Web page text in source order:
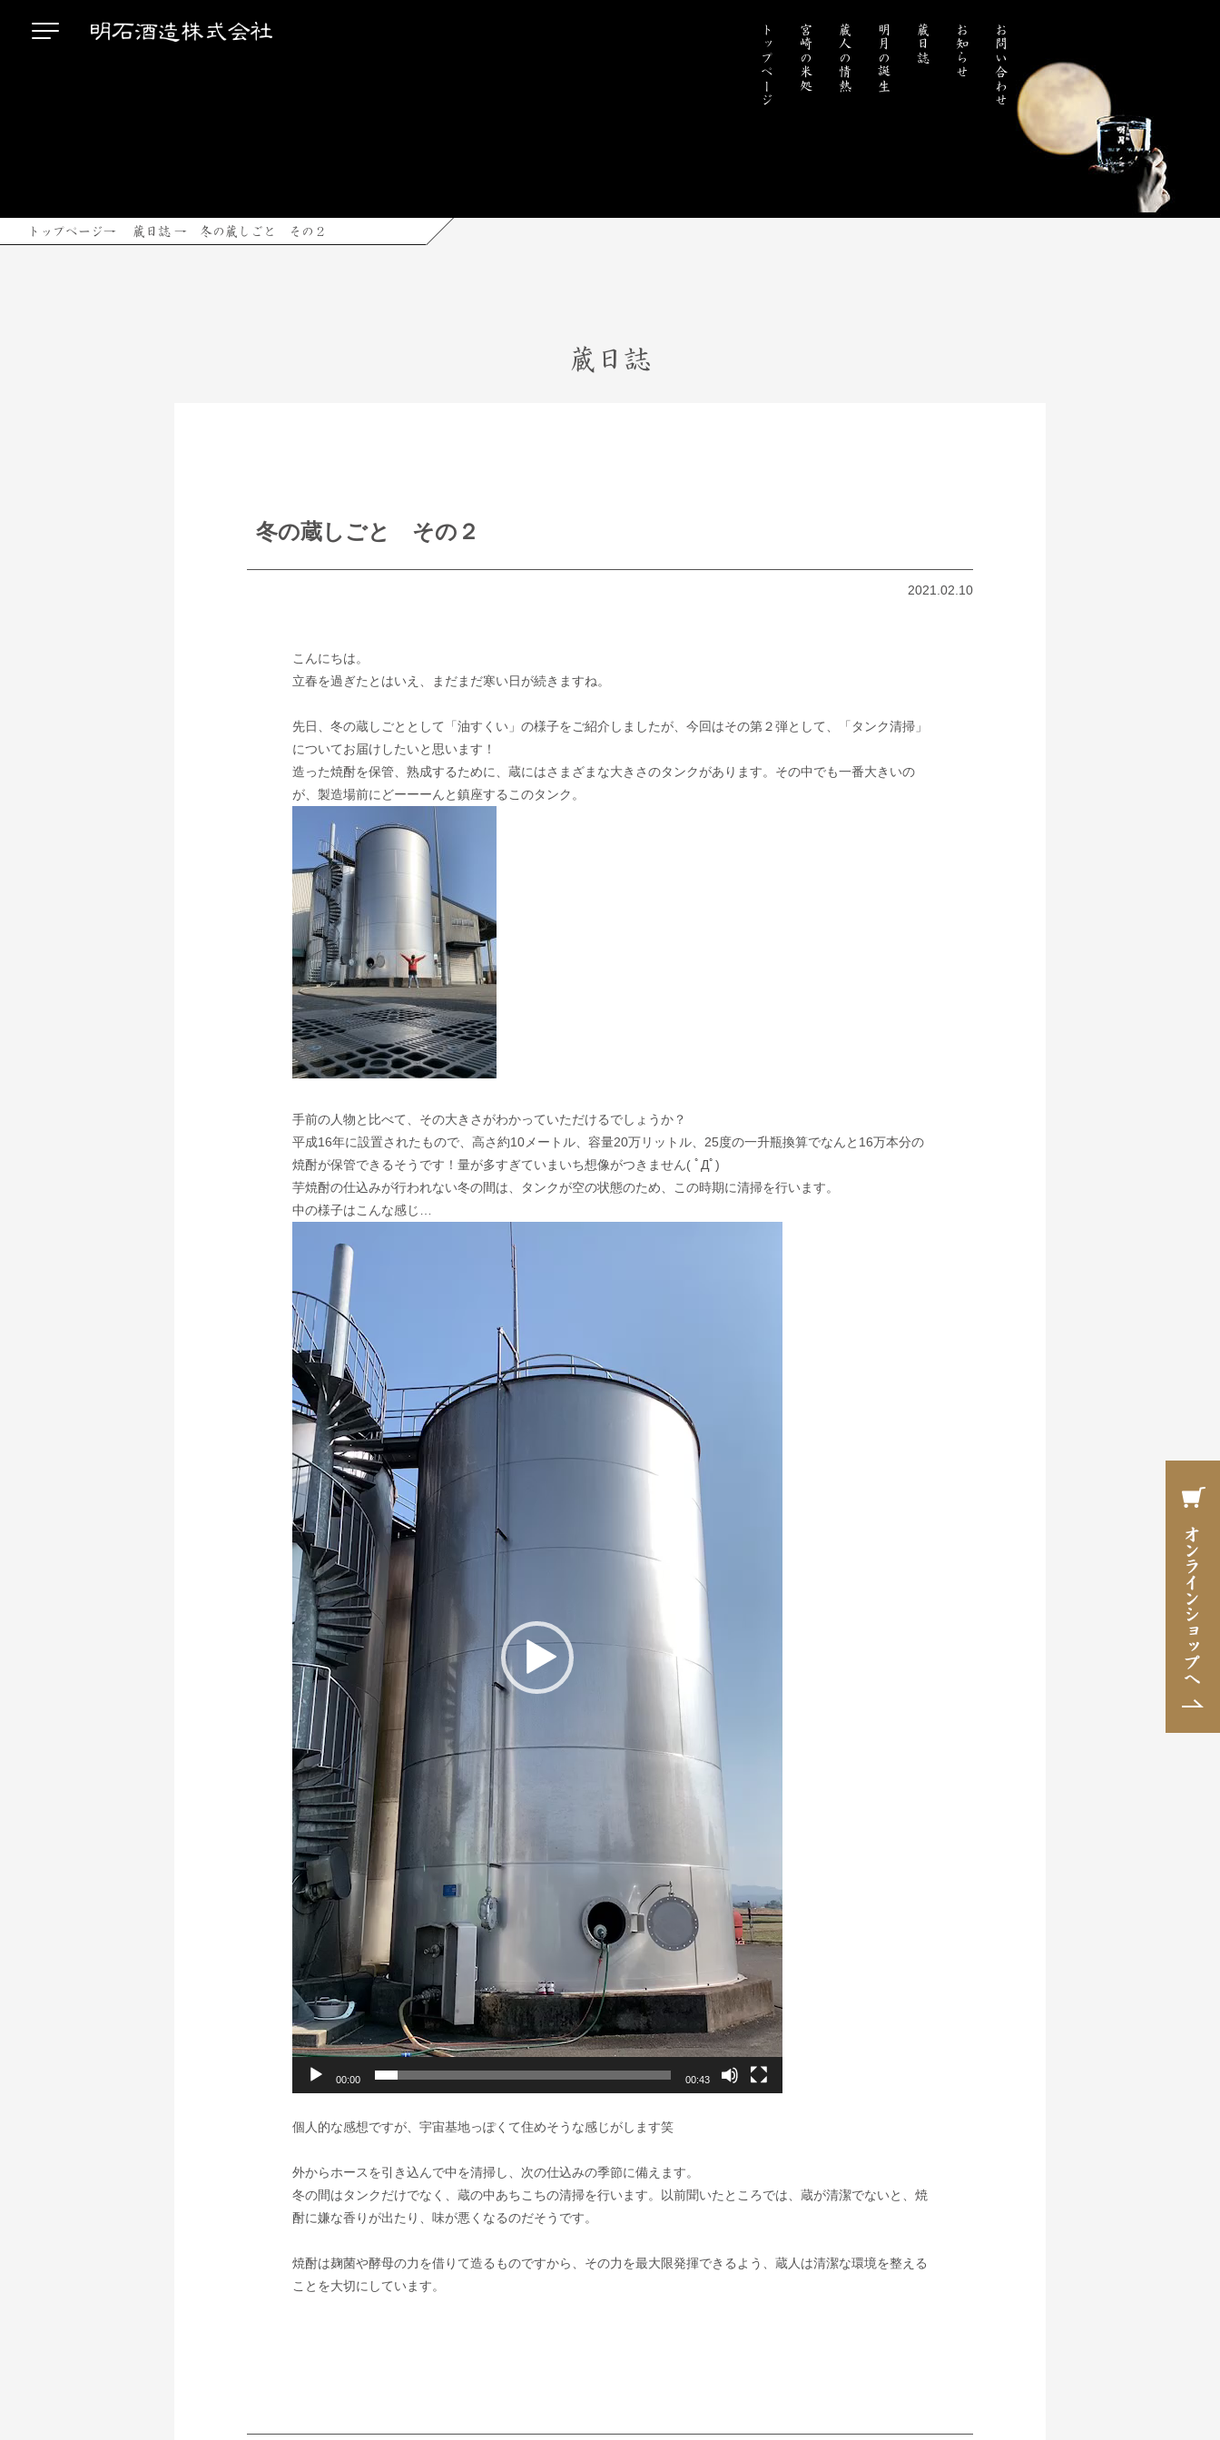
トップページ 宮崎の米処 蔵人の情熱 明月の誕生 蔵日誌 お知らせ お問い合わせ
トップページ→ 蔵日誌 → 冬の蔵しごと その２
蔵日誌
冬の蔵しごと その２
2021.02.10
こんにちは。
立春を過ぎたとはいえ、まだまだ寒い日が続きますね。
先日、冬の蔵しごととして「油すくい」の様子をご紹介しましたが、今回はその第２弾として、「タンク清掃」
についてお届けしたいと思います！
造った焼酎を保管、熟成するために、蔵にはさまざまな大きさのタンクがあります。その中でも一番大きいの
が、製造場前にどーーーんと鎮座するこのタンク。
手前の人物と比べて、その大きさがわかっていただけるでしょうか？
平成16年に設置されたもので、高さ約10メートル、容量20万リットル、25度の一升瓶換算でなんと16万本分の
焼酎が保管できるそうです！量が多すぎていまいち想像がつきません( ﾟДﾟ)
芋焼酎の仕込みが行われない冬の間は、タンクが空の状態のため、この時期に清掃を行います。
中の様子はこんな感じ…
レ
ー
ヤ
ー
00:00 00:43
個人的な感想ですが、宇宙基地っぽくて住めそうな感じがします笑
外からホースを引き込んで中を清掃し、次の仕込みの季節に備えます。
冬の間はタンクだけでなく、蔵の中あちこちの清掃を行います。以前聞いたところでは、蔵が清潔でないと、焼
酎に嫌な香りが出たり、味が悪くなるのだそうです。
焼酎は麹菌や酵母の力を借りて造るものですから、その力を最大限発揮できるよう、蔵人は清潔な環境を整える
ことを大切にしています。